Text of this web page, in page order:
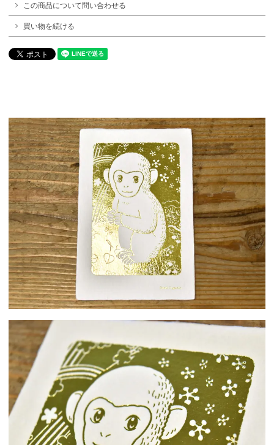
この商品について問い合わせる
買い物を続ける